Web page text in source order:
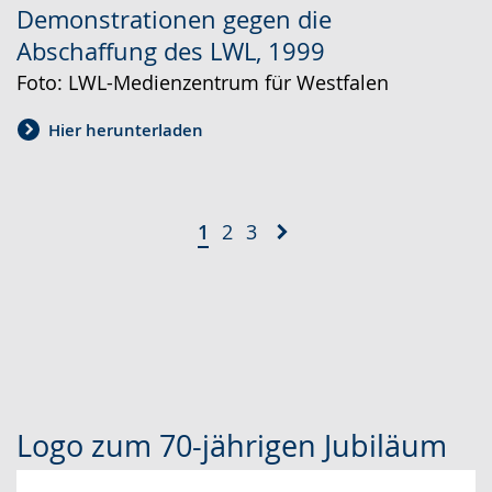
Demonstrationen gegen die
Abschaffung des LWL, 1999
Foto: LWL-Medienzentrum für Westfalen
Hier herunterladen
1 2 3
Logo zum 70-jährigen Jubiläum